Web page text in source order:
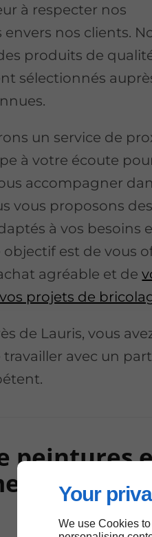
Your
We use Cookies
à respecter nos
nos clients.
produits de
sélectionnés
un service de
à votre écoute
accompagner
vous proposons
à vos besoins
est de vous
agréable et de
projets de
de Lauris, vous
travailler avec un
peintures
près de